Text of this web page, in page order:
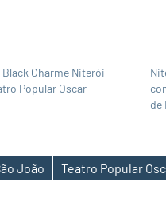
Black Charme Niterói
Popular Oscar
de
João Teatro Popular